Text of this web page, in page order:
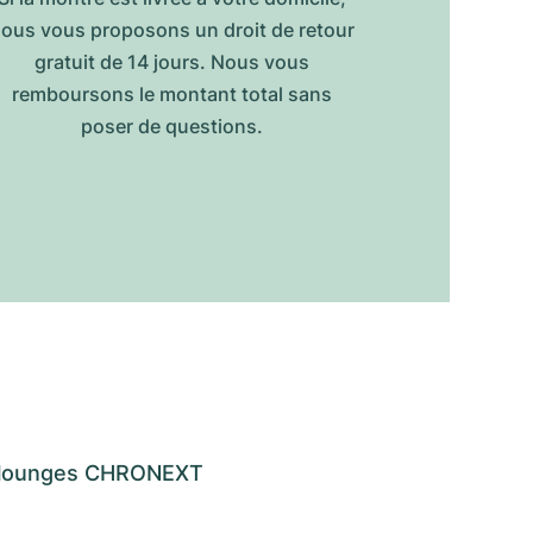
vous proposons un droit de retour
gratuit de 14 jours. Nous vous
remboursons le montant total sans
poser de questions.
CHRONEXT